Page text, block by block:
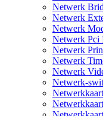
Netwerk
Netwerk
Netwerk
Netwerk Pci
Netwerk
Netwerk
Netwerk
Netwerk-